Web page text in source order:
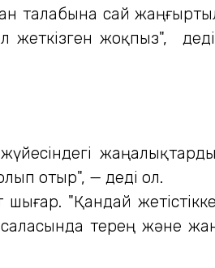
талабына сай
жеткізген жоқпыз",
отыр", — деді ол.
"Қандай
саласында терең және